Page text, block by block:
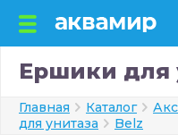
Ершики для
Главная Каталог
для унитаза
Belz